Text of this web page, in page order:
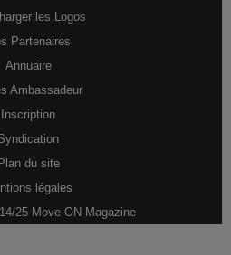
les Logos
Partenaires
Annuaire
Ambassadeur
Inscription
Plan du site
légales
25 Move-ON Magazine